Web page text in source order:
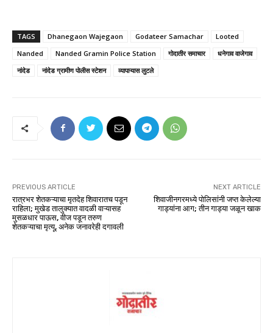
TAGS Dhanegaon Wajegaon Godateer Samachar
Looted
Nanded
Nanded Gramin Police Station गोदातीर समाचार
धनेगाव वाजेगाव
नांदेड
नांदेड ग्रामीण पोलीस स्टेशन व्यापाऱ्यास लुटले
PREVIOUS ARTICLE
रात्रभर शेतकऱ्याचा मृतदेह शिवारातच पडून
राहिला; मुखेड तालुक्यात वादळी वाऱ्यासह
मुसळधार पाऊस, वीज पडून तरुण
शेतकऱ्याचा मृत्यू, अनेक जनावरेही दगावली
NEXT ARTICLE
शिवाजीनगरमध्ये पोलिसांनी जप्त केलेल्या
गाड्यांना आग; तीन गाड्या जळून खाक